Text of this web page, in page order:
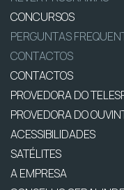
CONCURSOS
PERGUNTAS
CONTACTOS
CONTACTOS
PROVEDORA DO
PROVEDORA DO
ACESSIBILIDADES
SATÉLITES
A EMPRESA